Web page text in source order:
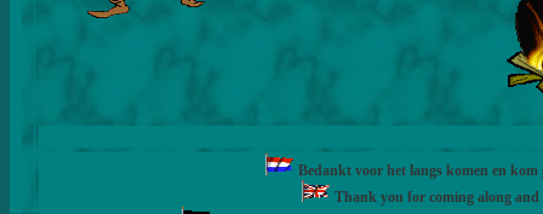
Bedankt voor het langs komen en
Thank you for coming along and